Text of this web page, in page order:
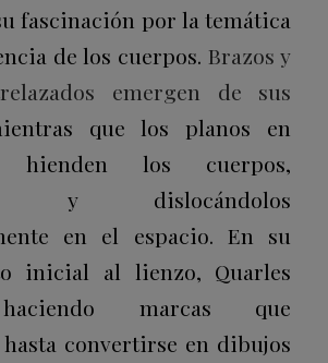
fascinación por la temática
de los cuerpos. Brazos y
emergen de sus
que los planos en
hienden los cuerpos,
y dislocándolos
en el espacio. En su
inicial al lienzo, Quarles
marcas que
convertirse en dibujos